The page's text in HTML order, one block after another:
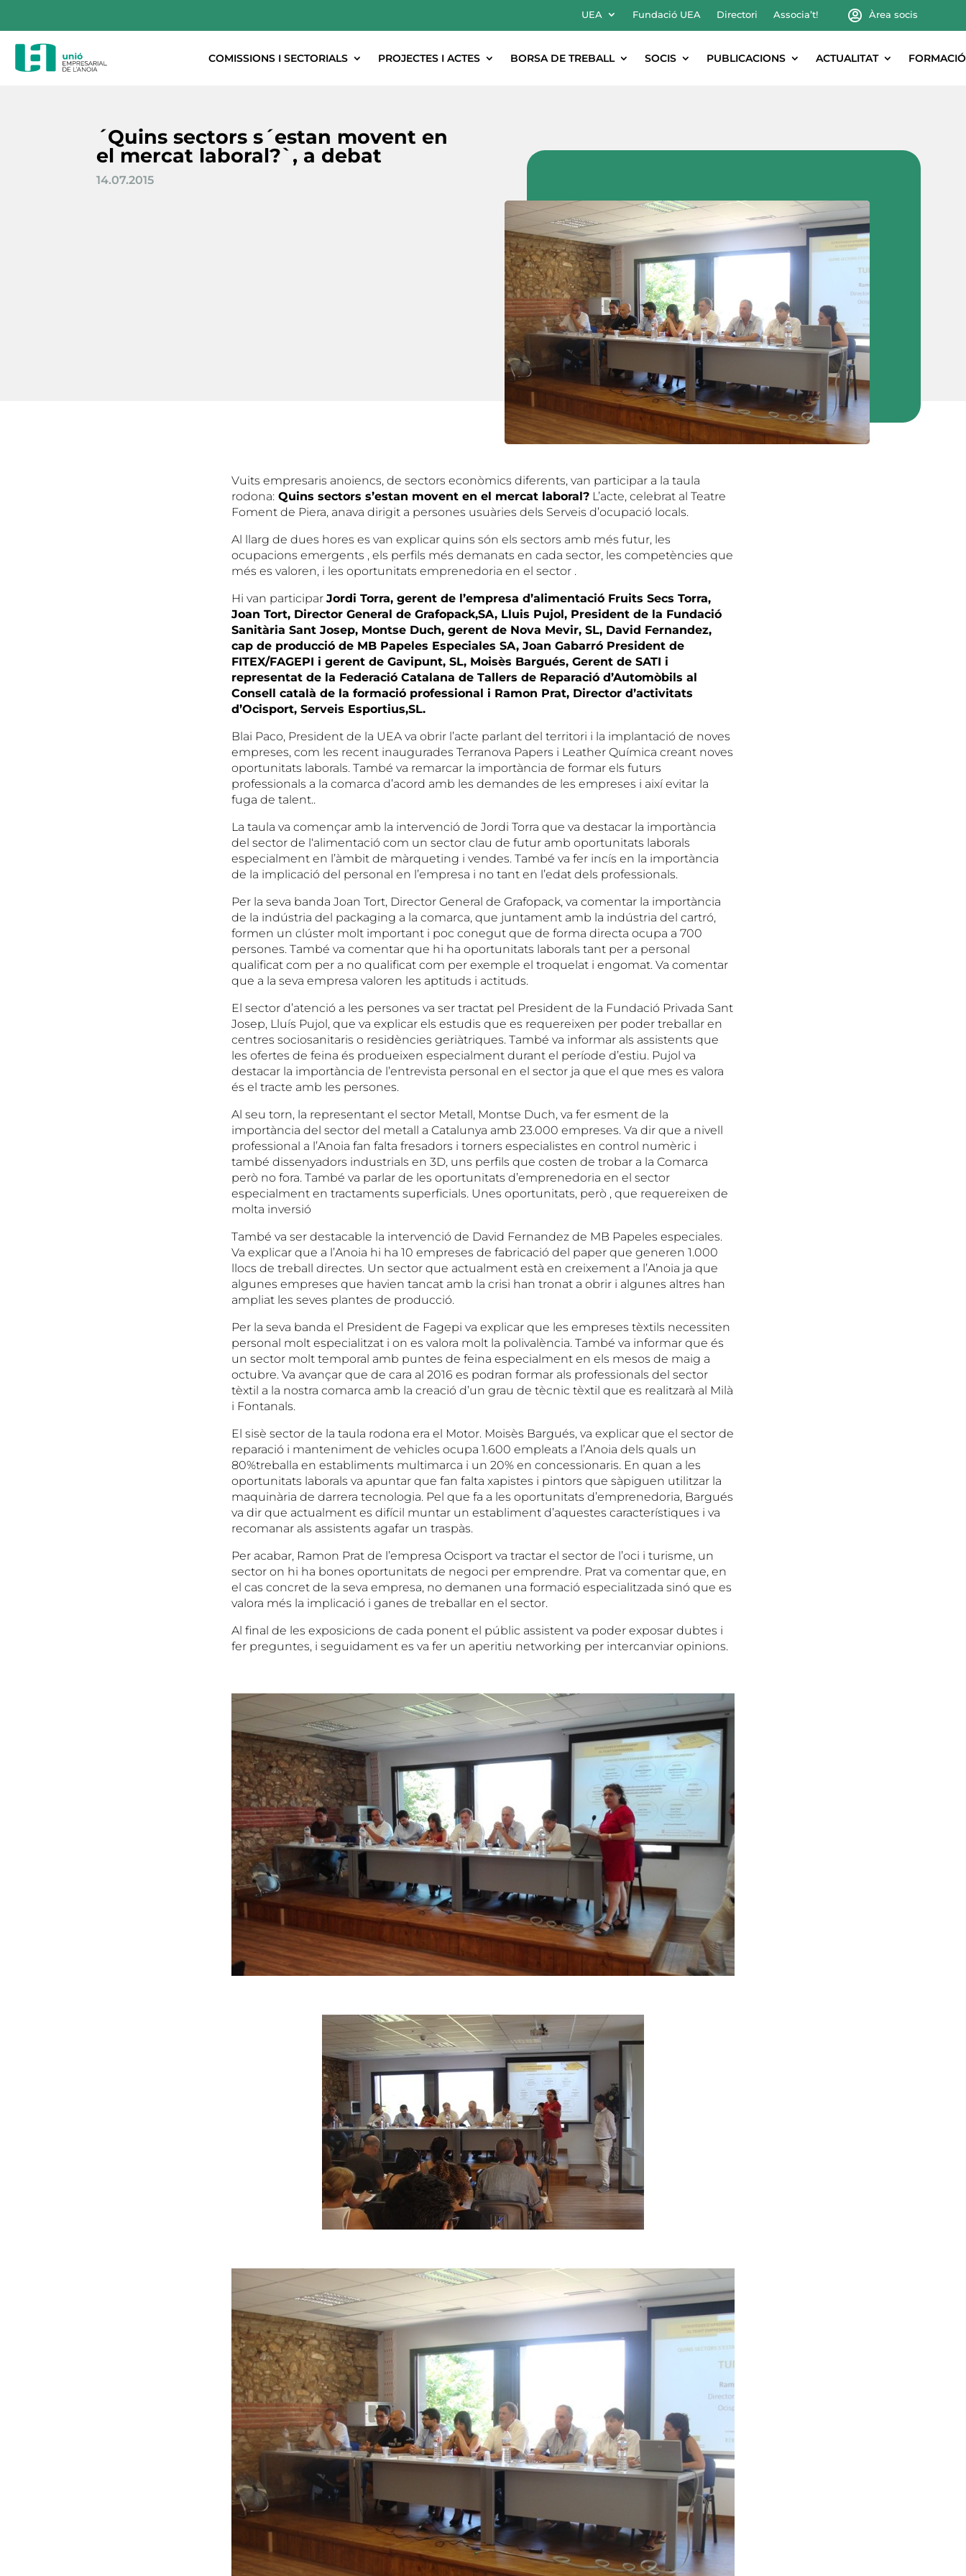
UEA Fundació UEA Directori Associa’t! Àrea socis
COMISSIONS I SECTORIALS PROJECTES I ACTES BORSA DE TREBALL SOCIS PUBLICACIONS ACTUALITAT FORMACIÓ
´Quins sectors s´estan movent en
el mercat laboral?`, a debat
14.07.2015
Vuits empresaris anoiencs, de sectors econòmics diferents, van participar a la taula
rodona: Quins sectors s’estan movent en el mercat laboral? L’acte, celebrat al Teatre
Foment de Piera, anava dirigit a persones usuàries dels Serveis d’ocupació locals.
Al llarg de dues hores es van explicar quins són els sectors amb més futur, les
ocupacions emergents , els perfils més demanats en cada sector, les competències que
més es valoren, i les oportunitats emprenedoria en el sector .
Hi van participar Jordi Torra, gerent de l’empresa d’alimentació Fruits Secs Torra,
Joan Tort, Director General de Grafopack,SA, Lluis Pujol, President de la Fundació
Sanitària Sant Josep, Montse Duch, gerent de Nova Mevir, SL, David Fernandez,
cap de producció de MB Papeles Especiales SA, Joan Gabarró President de
FITEX/FAGEPI i gerent de Gavipunt, SL, Moisès Bargués, Gerent de SATI i
representat de la Federació Catalana de Tallers de Reparació d’Automòbils al
Consell català de la formació professional i Ramon Prat, Director d’activitats
d’Ocisport, Serveis Esportius,SL.
Blai Paco, President de la UEA va obrir l’acte parlant del territori i la implantació de noves
empreses, com les recent inaugurades Terranova Papers i Leather Química creant noves
oportunitats laborals. També va remarcar la importància de formar els futurs
professionals a la comarca d’acord amb les demandes de les empreses i així evitar la
fuga de talent..
La taula va començar amb la intervenció de Jordi Torra que va destacar la importància
del sector de l‘alimentació com un sector clau de futur amb oportunitats laborals
especialment en l’àmbit de màrqueting i vendes. També va fer incís en la importància
de la implicació del personal en l’empresa i no tant en l’edat dels professionals.
Per la seva banda Joan Tort, Director General de Grafopack, va comentar la importància
de la indústria del packaging a la comarca, que juntament amb la indústria del cartró,
formen un clúster molt important i poc conegut que de forma directa ocupa a 700
persones. També va comentar que hi ha oportunitats laborals tant per a personal
qualificat com per a no qualificat com per exemple el troquelat i engomat. Va comentar
que a la seva empresa valoren les aptituds i actituds.
El sector d’atenció a les persones va ser tractat pel President de la Fundació Privada Sant
Josep, Lluís Pujol, que va explicar els estudis que es requereixen per poder treballar en
centres sociosanitaris o residències geriàtriques. També va informar als assistents que
les ofertes de feina és produeixen especialment durant el període d’estiu. Pujol va
destacar la importància de l’entrevista personal en el sector ja que el que mes es valora
és el tracte amb les persones.
Al seu torn, la representant el sector Metall, Montse Duch, va fer esment de la
importància del sector del metall a Catalunya amb 23.000 empreses. Va dir que a nivell
professional a l’Anoia fan falta fresadors i torners especialistes en control numèric i
també dissenyadors industrials en 3D, uns perfils que costen de trobar a la Comarca
però no fora. També va parlar de les oportunitats d’emprenedoria en el sector
especialment en tractaments superficials. Unes oportunitats, però , que requereixen de
molta inversió
També va ser destacable la intervenció de David Fernandez de MB Papeles especiales.
Va explicar que a l’Anoia hi ha 10 empreses de fabricació del paper que generen 1.000
llocs de treball directes. Un sector que actualment està en creixement a l’Anoia ja que
algunes empreses que havien tancat amb la crisi han tronat a obrir i algunes altres han
ampliat les seves plantes de producció.
Per la seva banda el President de Fagepi va explicar que les empreses tèxtils necessiten
personal molt especialitzat i on es valora molt la polivalència. També va informar que és
un sector molt temporal amb puntes de feina especialment en els mesos de maig a
octubre. Va avançar que de cara al 2016 es podran formar als professionals del sector
tèxtil a la nostra comarca amb la creació d’un grau de tècnic tèxtil que es realitzarà al Milà
i Fontanals.
El sisè sector de la taula rodona era el Motor. Moisès Bargués, va explicar que el sector de
reparació i manteniment de vehicles ocupa 1.600 empleats a l’Anoia dels quals un
80%treballa en establiments multimarca i un 20% en concessionaris. En quan a les
oportunitats laborals va apuntar que fan falta xapistes i pintors que sàpiguen utilitzar la
maquinària de darrera tecnologia. Pel que fa a les oportunitats d’emprenedoria, Bargués
va dir que actualment es difícil muntar un establiment d’aquestes característiques i va
recomanar als assistents agafar un traspàs.
Per acabar, Ramon Prat de l’empresa Ocisport va tractar el sector de l’oci i turisme, un
sector on hi ha bones oportunitats de negoci per emprendre. Prat va comentar que, en
el cas concret de la seva empresa, no demanen una formació especialitzada sinó que es
valora més la implicació i ganes de treballar en el sector.
Al final de les exposicions de cada ponent el públic assistent va poder exposar dubtes i
fer preguntes, i seguidament es va fer un aperitiu networking per intercanviar opinions.